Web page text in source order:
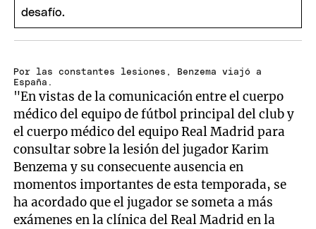
Por las constantes lesiones, Benzema viajó a
España.
"En vistas de la comunicación entre el cuerpo
médico del equipo de fútbol principal del club y
el cuerpo médico del equipo Real Madrid para
consultar sobre la lesión del jugador Karim
Benzema y su consecuente ausencia en
momentos importantes de esta temporada, se
ha acordado que el jugador se someta a más
exámenes en la clínica del Real Madrid en la